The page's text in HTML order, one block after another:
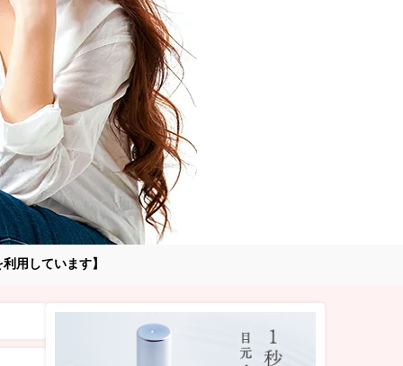
用しています】